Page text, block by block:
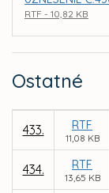
RTF - 10,82 KB
Ostatné
433. RTF
11,08 KB
434. RTF
13,65 KB